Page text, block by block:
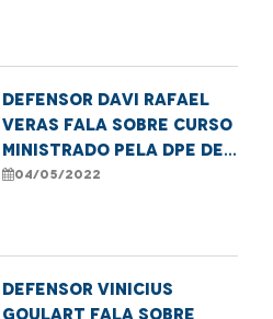
vias públicas em bom
Defensor Davi Rafael
Veras fala sobre curso
ministrado pela DPE de
proteção de estupro
04/05/2022
Defensor Vinicius
Goulart fala sobre